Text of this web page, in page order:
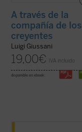
A través de la
compañía de los
creyentes
Luigi Giussani
19,00€ IVA incluido
disponible en ebook: